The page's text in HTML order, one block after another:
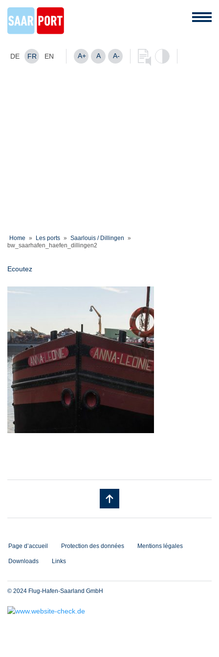
DE FR EN A+ A A-
Home » Les ports » Saarlouis / Dillingen »
bw_saarhafen_haefen_dillingen2
Ecoutez
Page d’accueil Protection des données Mentions légales
Downloads Links
© 2024 Flug-Hafen-Saarland GmbH